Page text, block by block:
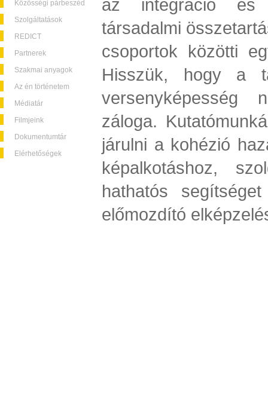
Közösségi párbeszéd
Szolgáltatások
REDICT
Partnerek
Szakmai anyagok
Az én történetem
Médiatár
Filmjeink
Dokumentumtár
Elérhetőségek
az integráció és
társadalmi
csoportok közötti
Hisszük, hogy a
versenyképesség
záloga.
járulni a kohézió
képalkotáshoz,
hathatós
előmozdító